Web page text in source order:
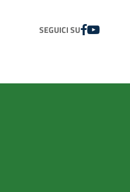
SEGUICI SUFACEBOOK
YOUTUBE